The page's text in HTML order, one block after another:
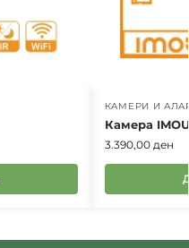
КАМЕРИ И
Камера
3.390,00 ден